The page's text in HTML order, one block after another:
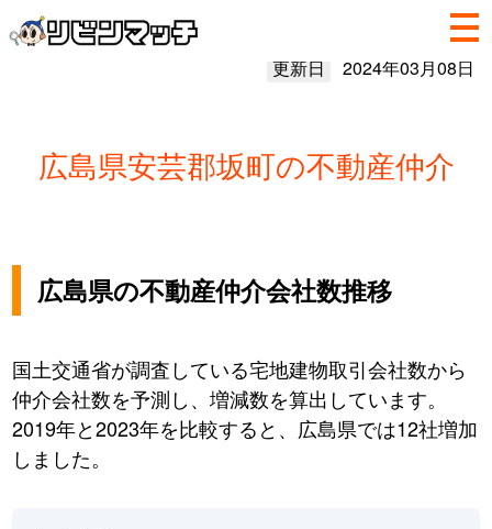
更新日 2024年03月08日
広島県安芸郡坂町の不動産仲介
広島県の不動産仲介会社数推移
国土交通省が調査している宅地建物取引会社数から
仲介会社数を予測し、増減数を算出しています。
2019年と2023年を比較すると、広島県では12社増加
しました。